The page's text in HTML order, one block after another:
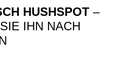
HUSHSPOT –
IHN NACH